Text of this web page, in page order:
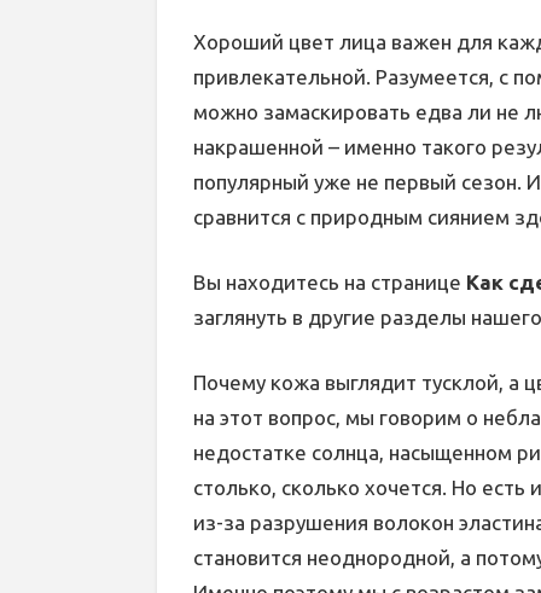
Хороший цвет лица важен для
привлекательной. Разумеется, с
можно замаскировать едва ли не
накрашенной – именно такого
популярный уже не первый сезон.
сравнится с природным сиянием
Вы находитесь на странице Как
заглянуть в другие разделы
Почему кожа выглядит тусклой, а
на этот вопрос, мы говорим о
недостатке солнца, насыщенном
столько, сколько хочется. Но есть
из-за разрушения волокон
становится неоднородной, а